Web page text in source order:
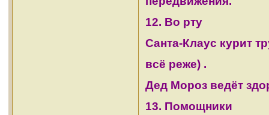
12. Во рту
Санта-Клаус курит
всё реже) .
Дед Мороз ведёт
13. Помощники